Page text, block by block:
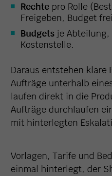
Rechte pro Rolle
Freigeben, Budget
Budgets je Abteilung,
Kostenstelle.
Daraus entstehen klare
Aufträge unterhalb
laufen direkt in die
Aufträge durchlaufen
mit hinterlegten
Vorlagen, Tarife und
einmal hinterlegt, der